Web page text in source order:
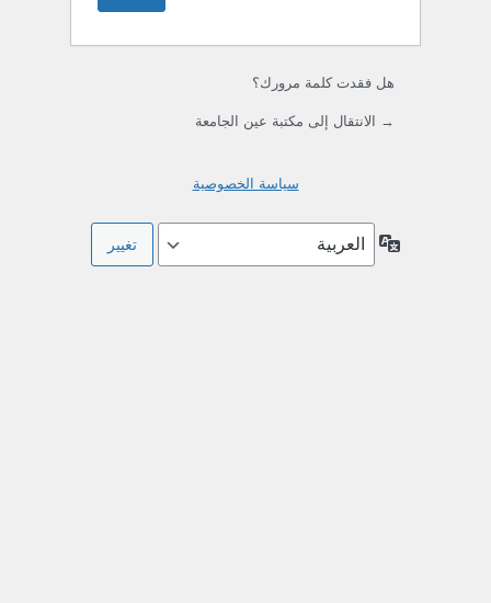
هل فقدت كلمة مرورك؟
→ الانتقال إلى مكتبة عين الجامعة
سياسة الخصوصية
اللغة